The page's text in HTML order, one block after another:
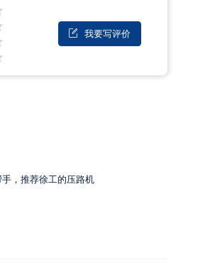
 我要写评价
，推荐徐工的压路机